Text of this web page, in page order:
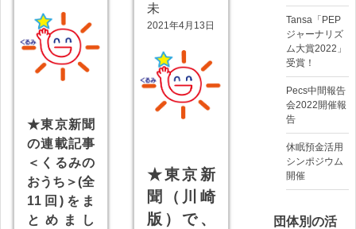
★東京新聞
の連載記事
＜くるみの
おうち＞(全
11回)をま
とめまし
未
2021年4月13日
★東京新
聞（川崎
版）で、
Tansa「PEP
ジャーナリズ
ム大賞2022」
受賞！
Pecs中間報告
会2022開催報
告
休眠預金活用
シンポジウム
開催
団体別の活